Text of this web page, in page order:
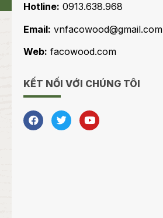
Hotline: 0913.638.968
Email: vnfacowood@gmail.com
Web: facowood.com
KẾT NỐI VỚI CHÚNG TÔI